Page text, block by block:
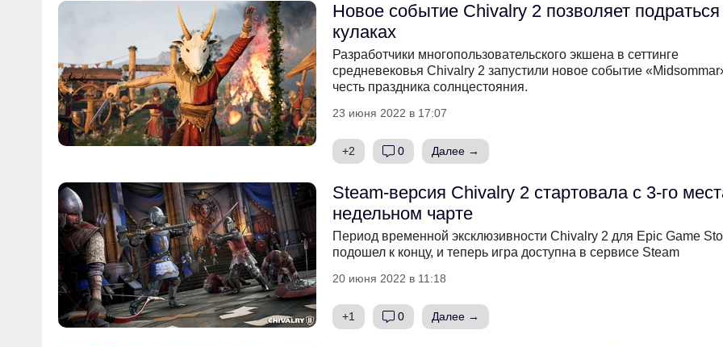
Новое событие Chivalry 2 позволяет
кулаках
Разработчики многопользовательского экшена в сеттинге
средневековья Chivalry 2 запустили новое событие
честь праздника солнцестояния.
23 июня 2022 в 17:07
+2 0 Далее →
Steam-версия Chivalry 2 стартовала с 3-го
недельном чарте
Период временной эксклюзивности Chivalry 2 для Epic Game
подошел к концу, и теперь игра доступна в сервисе Steam
20 июня 2022 в 11:18
+1 0 Далее →